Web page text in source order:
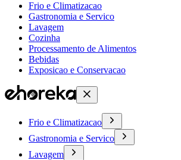
Frio e Climatizacao
Gastronomia e Servico
Lavagem
Cozinha
Processamento de Alimentos
Bebidas
Exposicao e Conservacao
Frio e Climatizacao
Gastronomia e Servico
Lavagem